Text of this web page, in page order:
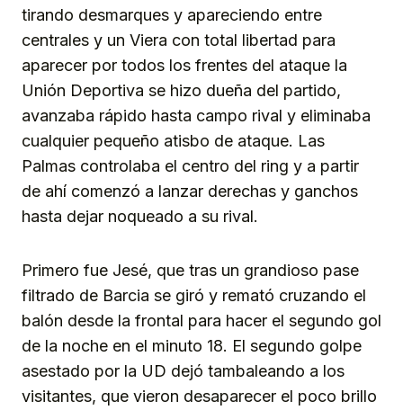
tirando desmarques y apareciendo entre
centrales y un Viera con total libertad para
aparecer por todos los frentes del ataque la
Unión Deportiva se hizo dueña del partido,
avanzaba rápido hasta campo rival y eliminaba
cualquier pequeño atisbo de ataque. Las
Palmas controlaba el centro del ring y a partir
de ahí comenzó a lanzar derechas y ganchos
hasta dejar noqueado a su rival.
Primero fue Jesé, que tras un grandioso pase
filtrado de Barcia se giró y remató cruzando el
balón desde la frontal para hacer el segundo gol
de la noche en el minuto 18. El segundo golpe
asestado por la UD dejó tambaleando a los
visitantes, que vieron desaparecer el poco brillo